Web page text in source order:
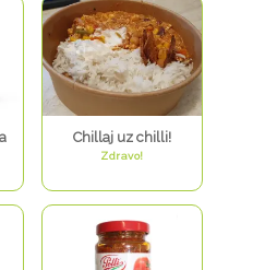
Chillaj uz chilli!
Zdravo!